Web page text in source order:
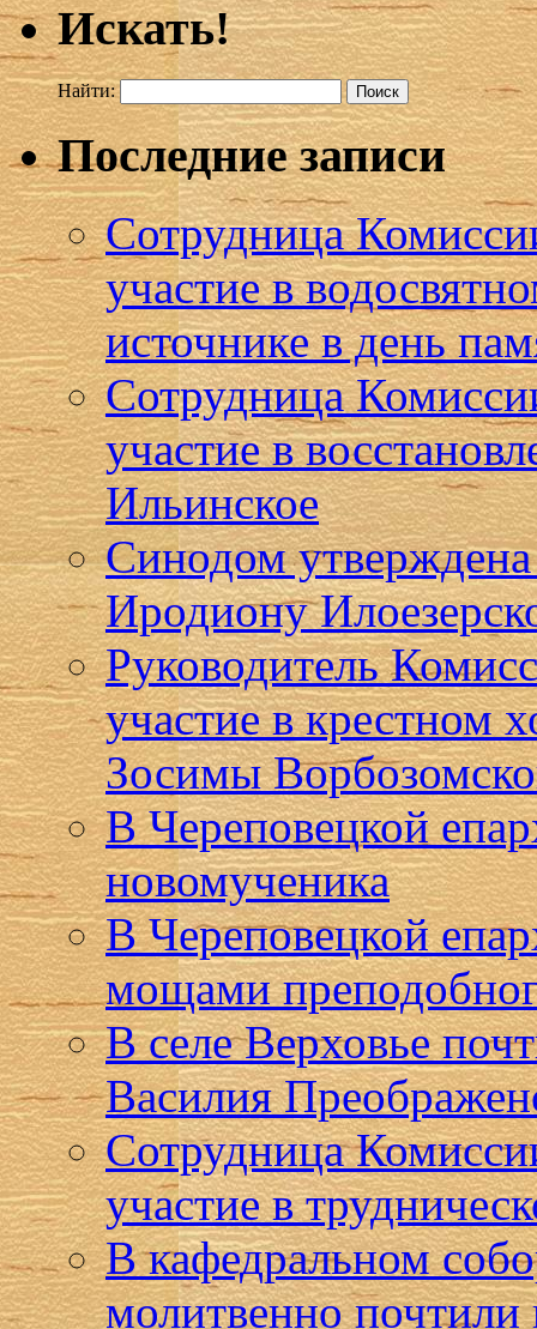
Искать!
Найти:
Последние записи
Сотрудница
участие в
источнике в день
Сотрудница
участие в
Ильинское
Синодом
Иродиону
Руководитель
участие в крестном
Зосимы
В Череповецкой
новомученика
В Череповецкой
мощами
В селе Верховье
Василия
Сотрудница
участие в
В кафедральном
молитвенно почтили